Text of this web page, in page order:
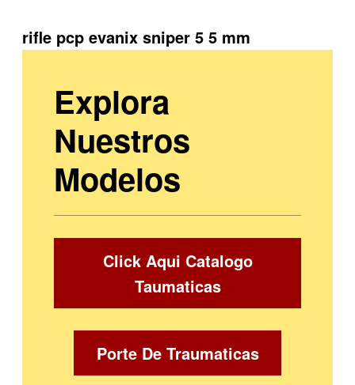
rifle pcp evanix sniper 5 5 mm
Explora
Nuestros
Modelos
Click Aqui Catalogo
Taumaticas
Porte De Traumaticas